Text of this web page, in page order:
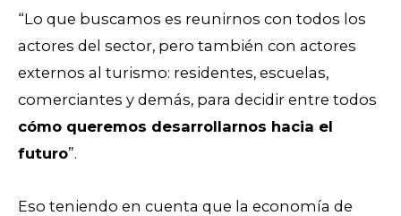
“Lo que buscamos es reunirnos con todos los
actores del sector, pero también con actores
externos al turismo: residentes, escuelas,
comerciantes y demás, para decidir entre todos
cómo queremos desarrollarnos hacia el
futuro”.
Eso teniendo en cuenta que la economía de